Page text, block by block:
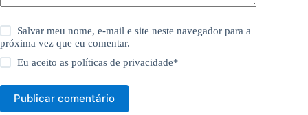
Salvar meu nome, e-mail e site neste navegador para a
próxima vez que eu comentar.
Eu aceito aspolíticas de privacidade*
Publicar comentário